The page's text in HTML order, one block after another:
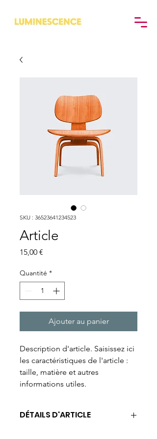
SKU : 36523641234523
Article
15,00 €
Quantité *
Ajouter au panier
Description d'article. Saisissez ici
les caractéristiques de l'article :
taille, matière et autres
informations utiles.
DÉTAILS D'ARTICLE